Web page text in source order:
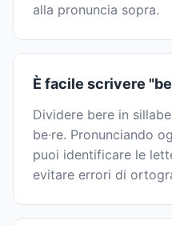
alla pronuncia sopra.
È facile scrivere
Dividere bere in
be·re. Pronunciando
puoi identificare le
evitare errori di